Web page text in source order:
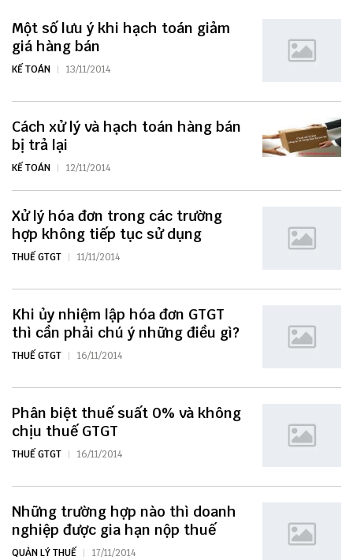
Một số lưu ý khi hạch toán giảm
giá hàng bán
KẾ TOÁN 13/11/2014
Cách xử lý và hạch toán hàng bán
bị trả lại
KẾ TOÁN 12/11/2014
Xử lý hóa đơn trong các trường
hợp không tiếp tục sử dụng
THUẾ GTGT 11/11/2014
Khi ủy nhiệm lập hóa đơn GTGT
thì cần phải chú ý những điều gì?
THUẾ GTGT 16/11/2014
Phân biệt thuế suất 0% và không
chịu thuế GTGT
THUẾ GTGT 16/11/2014
Những trường hợp nào thì doanh
nghiệp được gia hạn nộp thuế
QUẢN LÝ THUẾ 17/11/2014